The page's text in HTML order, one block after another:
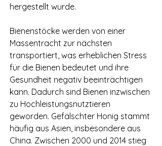
hergestellt wurde.
Bienenstöcke werden von einer
Massentracht zur nächsten
transportiert, was erheblichen Stress
für die Bienen bedeutet und ihre
Gesundheit negativ beeinträchtigen
kann. Dadurch sind Bienen inzwischen
zu Hochleistungsnutztieren
geworden. Gefälschter Honig stammt
häufig aus Asien, insbesondere aus
China. Zwischen 2000 und 2014 stieg